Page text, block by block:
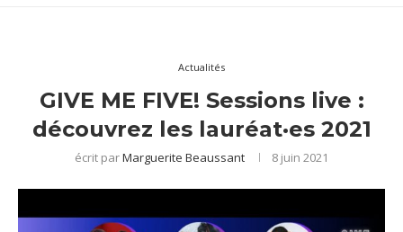
Actualités
GIVE ME FIVE! Sessions live :
découvrez les lauréat·es 2021
écrit parMarguerite Beaussant 8 juin 2021